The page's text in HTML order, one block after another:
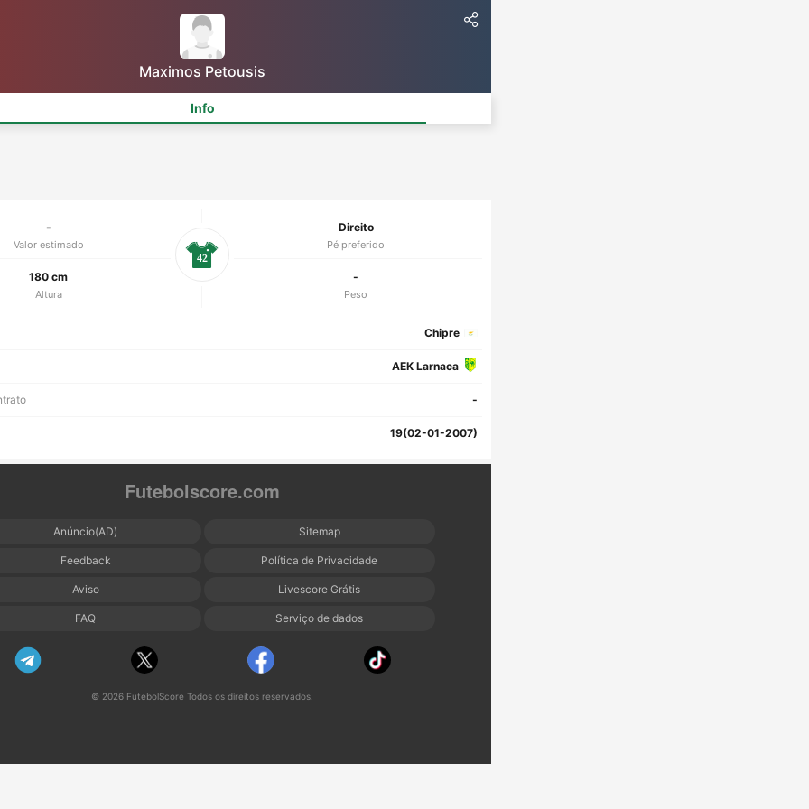
Maximos Petousis
Info
-
Valor estimado
Direito
Pé preferido
180 cm
Altura
-
Peso
42
Chipre
AEK Larnaca
-
19(02-01-2007)
Futebolscore.com
Anúncio(AD) Sitemap
Feedback Política de Privacidade
Aviso Livescore Grátis
FAQ Serviço de dados
© 2026 FutebolScore Todos os direitos reservados.